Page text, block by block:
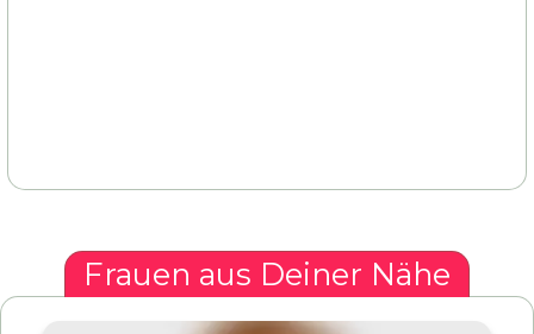
Frauen aus Deiner Nähe